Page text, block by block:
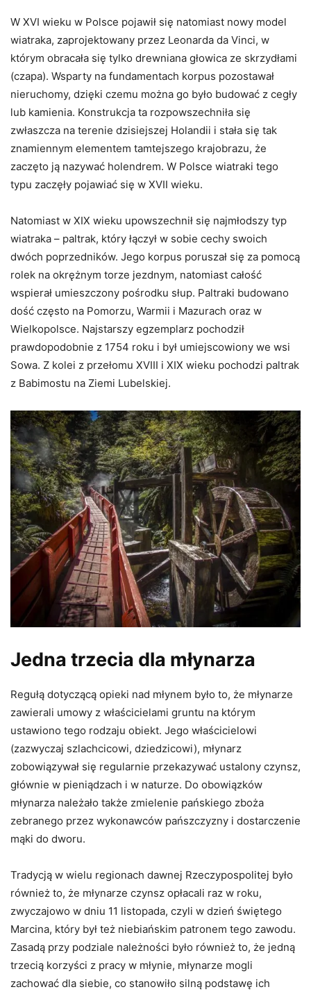
W XVI wieku w Polsce pojawił się natomiast nowy model
wiatraka, zaprojektowany przez Leonarda da Vinci, w
którym obracała się tylko drewniana głowica ze skrzydłami
(czapa). Wsparty na fundamentach korpus pozostawał
nieruchomy, dzięki czemu można go było budować z cegły
lub kamienia. Konstrukcja ta rozpowszechniła się
zwłaszcza na terenie dzisiejszej Holandii i stała się tak
znamiennym elementem tamtejszego krajobrazu, że
zaczęto ją nazywać holendrem. W Polsce wiatraki tego
typu zaczęły pojawiać się w XVII wieku.
Natomiast w XIX wieku upowszechnił się najmłodszy typ
wiatraka – paltrak, który łączył w sobie cechy swoich
dwóch poprzedników. Jego korpus poruszał się za pomocą
rolek na okrężnym torze jezdnym, natomiast całość
wspierał umieszczony pośrodku słup. Paltraki budowano
dość często na Pomorzu, Warmii i Mazurach oraz w
Wielkopolsce. Najstarszy egzemplarz pochodził
prawdopodobnie z 1754 roku i był umiejscowiony we wsi
Sowa. Z kolei z przełomu XVIII i XIX wieku pochodzi paltrak
z Babimostu na Ziemi Lubelskiej.
Jedna trzecia dla młynarza
Regułą dotyczącą opieki nad młynem było to, że młynarze
zawierali umowy z właścicielami gruntu na którym
ustawiono tego rodzaju obiekt. Jego właścicielowi
(zazwyczaj szlachcicowi, dziedzicowi), młynarz
zobowiązywał się regularnie przekazywać ustalony czynsz,
głównie w pieniądzach i w naturze. Do obowiązków
młynarza należało także zmielenie pańskiego zboża
zebranego przez wykonawców pańszczyzny i dostarczenie
mąki do dworu.
Tradycją w wielu regionach dawnej Rzeczypospolitej było
również to, że młynarze czynsz opłacali raz w roku,
zwyczajowo w dniu 11 listopada, czyli w dzień świętego
Marcina, który był też niebiańskim patronem tego zawodu.
Zasadą przy podziale należności było również to, że jedną
trzecią korzyści z pracy w młynie, młynarze mogli
zachować dla siebie, co stanowiło silną podstawę ich